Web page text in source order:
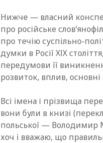
January
Нижче — власний
про російське
про течію суспільно-
думки в Росії ХІХ століття,
передумови її
розвиток, вплив, основні
Всі імена і прізвища
вони були в книзі
польської — Володимир
хоч і вважаю, що